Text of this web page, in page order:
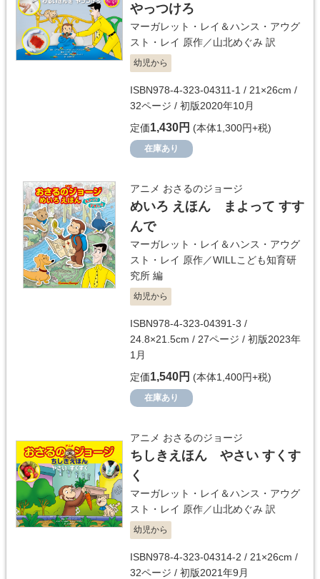
やっつけろ
マーガレット・レイ＆ハンス・アウグ
スト・レイ 原作／山北めぐみ 訳
幼児から
ISBN978-4-323-04311-1 / 21×26cm /
32ページ / 初版2020年10月
定価1,430円 (本体1,300円+税)
在庫あり
アニメ おさるのジョージ
めいろ えほん まよって すす
んで
マーガレット・レイ＆ハンス・アウグ
スト・レイ 原作／WILLこども知育研
究所 編
幼児から
ISBN978-4-323-04391-3 /
24.8×21.5cm / 27ページ / 初版2023年
1月
定価1,540円 (本体1,400円+税)
在庫あり
アニメ おさるのジョージ
ちしきえほん やさい すくす
く
マーガレット・レイ＆ハンス・アウグ
スト・レイ 原作／山北めぐみ 訳
幼児から
ISBN978-4-323-04314-2 / 21×26cm /
32ページ / 初版2021年9月